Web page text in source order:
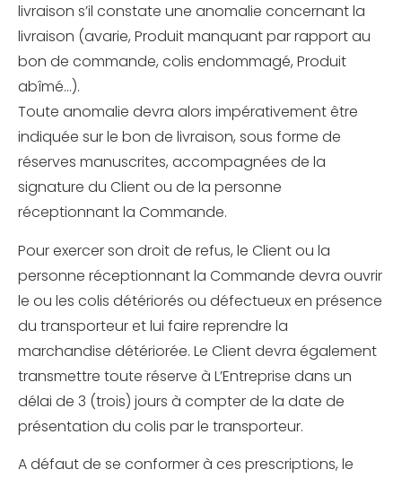
livraison s’il constate une anomalie concernant la
livraison (avarie, Produit manquant par rapport au
bon de commande, colis endommagé, Produit
abîmé…).
Toute anomalie devra alors impérativement être
indiquée sur le bon de livraison, sous forme de
réserves manuscrites, accompagnées de la
signature du Client ou de la personne
réceptionnant la Commande.
Pour exercer son droit de refus, le Client ou la
personne réceptionnant la Commande devra ouvrir
le ou les colis détériorés ou défectueux en présence
du transporteur et lui faire reprendre la
marchandise détériorée. Le Client devra également
transmettre toute réserve à L’Entreprise dans un
délai de 3 (trois) jours à compter de la date de
présentation du colis par le transporteur.
A défaut de se conformer à ces prescriptions, le